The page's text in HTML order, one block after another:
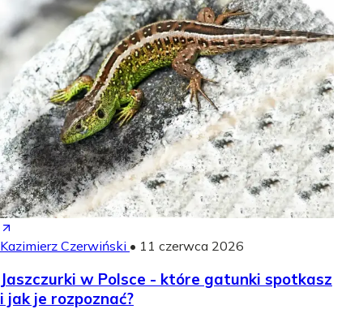
Kazimierz Czerwiński • 11 czerwca 2026
Jaszczurki w Polsce - które gatunki spotkasz
i jak je rozpoznać?